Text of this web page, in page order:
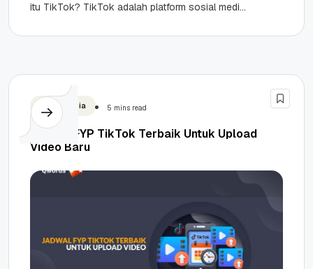
itu TikTok? TikTok adalah platform sosial media
Social Media 5 mins read
Jadwal FYP TikTok Terbaik Untuk Upload
Video Baru